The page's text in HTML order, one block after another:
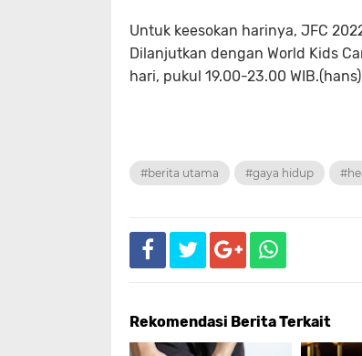
Untuk keesokan harinya, JFC
Dilanjutkan dengan World Kids
hari, pukul 19.00-23.00 WIB.(hans)
#berita utama #gaya hidup
Rekomendasi Berita Terkait